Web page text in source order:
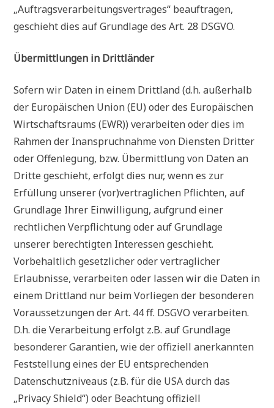
„Auftragsverarbeitungsvertrages“ beauftragen,
geschieht dies auf Grundlage des Art. 28 DSGVO.
Übermittlungen in Drittländer
Sofern wir Daten in einem Drittland (d.h. außerhalb
der Europäischen Union (EU) oder des Europäischen
Wirtschaftsraums (EWR)) verarbeiten oder dies im
Rahmen der Inanspruchnahme von Diensten Dritter
oder Offenlegung, bzw. Übermittlung von Daten an
Dritte geschieht, erfolgt dies nur, wenn es zur
Erfüllung unserer (vor)vertraglichen Pflichten, auf
Grundlage Ihrer Einwilligung, aufgrund einer
rechtlichen Verpflichtung oder auf Grundlage
unserer berechtigten Interessen geschieht.
Vorbehaltlich gesetzlicher oder vertraglicher
Erlaubnisse, verarbeiten oder lassen wir die Daten in
einem Drittland nur beim Vorliegen der besonderen
Voraussetzungen der Art. 44 ff. DSGVO verarbeiten.
D.h. die Verarbeitung erfolgt z.B. auf Grundlage
besonderer Garantien, wie der offiziell anerkannten
Feststellung eines der EU entsprechenden
Datenschutzniveaus (z.B. für die USA durch das
„Privacy Shield“) oder Beachtung offiziell